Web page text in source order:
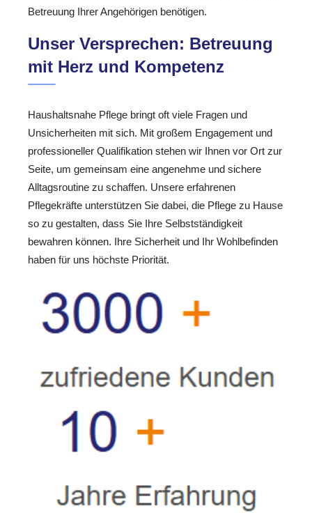
Betreuung Ihrer Angehörigen benötigen.
Unser Versprechen: Betreuung
mit Herz und Kompetenz
Haushaltsnahe Pflege bringt oft viele Fragen und
Unsicherheiten mit sich. Mit großem Engagement und
professioneller Qualifikation stehen wir Ihnen vor Ort zur
Seite, um gemeinsam eine angenehme und sichere
Alltagsroutine zu schaffen. Unsere erfahrenen
Pflegekräfte unterstützen Sie dabei, die Pflege zu Hause
so zu gestalten, dass Sie Ihre Selbstständigkeit
bewahren können. Ihre Sicherheit und Ihr Wohlbefinden
haben für uns höchste Priorität.